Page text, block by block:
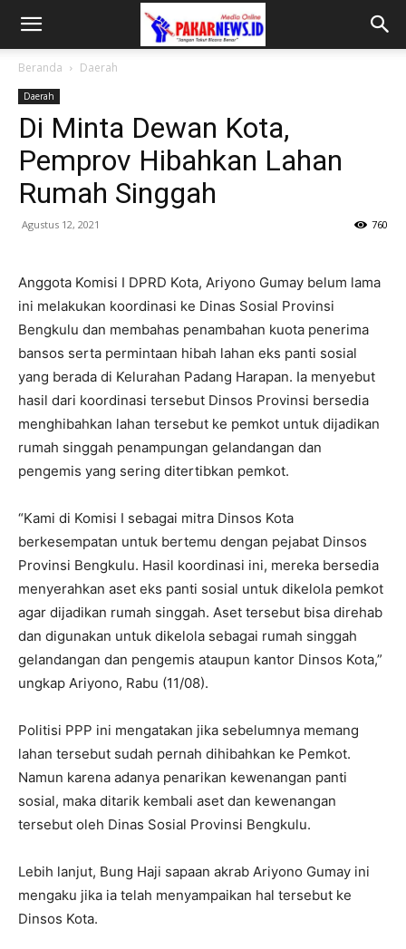
Beranda Daerah
Daerah
Di Minta Dewan Kota,
Pemprov Hibahkan Lahan
Rumah Singgah
Agustus 12, 2021 760
Anggota Komisi I DPRD Kota, Ariyono Gumay belum lama
ini melakukan koordinasi ke Dinas Sosial Provinsi
Bengkulu dan membahas penambahan kuota penerima
bansos serta permintaan hibah lahan eks panti sosial
yang berada di Kelurahan Padang Harapan. Ia menyebut
hasil dari koordinasi tersebut Dinsos Provinsi bersedia
menghibahkan lahan tersebut ke pemkot untuk dijadikan
rumah singgah penampungan gelandangan dan
pengemis yang sering ditertibkan pemkot.
“Kami di Komisi I sebagai mitra Dinsos Kota
berkesempatan untuk bertemu dengan pejabat Dinsos
Provinsi Bengkulu. Hasil koordinasi ini, mereka bersedia
menyerahkan aset eks panti sosial untuk dikelola pemkot
agar dijadikan rumah singgah. Aset tersebut bisa direhab
dan digunakan untuk dikelola sebagai rumah singgah
gelandangan dan pengemis ataupun kantor Dinsos Kota,”
ungkap Ariyono, Rabu (11/08).
Politisi PPP ini mengatakan jika sebelumnya memang
lahan tersebut sudah pernah dihibahkan ke Pemkot.
Namun karena adanya penarikan kewenangan panti
sosial, maka ditarik kembali aset dan kewenangan
tersebut oleh Dinas Sosial Provinsi Bengkulu.
Lebih lanjut, Bung Haji sapaan akrab Ariyono Gumay ini
mengaku jika ia telah menyampaikan hal tersebut ke
Dinsos Kota.